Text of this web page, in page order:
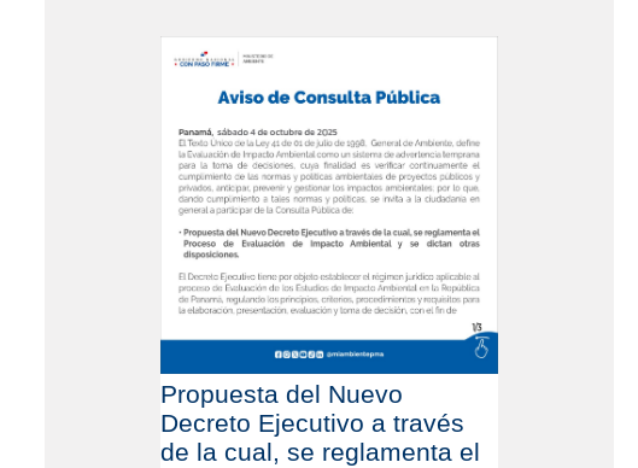
Propuesta del Nuevo
Decreto Ejecutivo a través
de la cual, se reglamenta el